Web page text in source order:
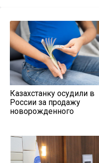
Казахстанку осудили в
России за продажу
новорожденного